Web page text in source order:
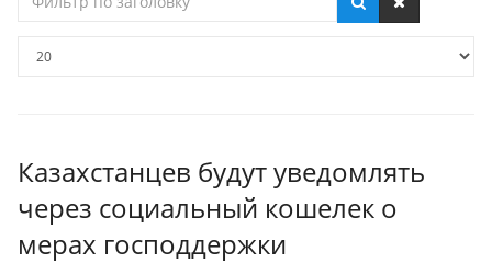
по
Казахстанцев будут уведомлять
через социальный кошелек о
мерах господдержки